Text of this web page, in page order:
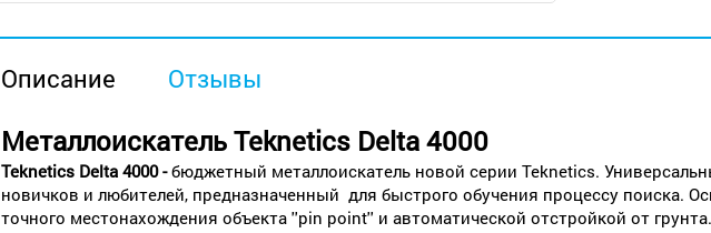
Описание Отзывы
Металлоискатель Teknetics Delta 4000
Teknetics Delta 4000 -бюджетный металлоискатель новой серии Teknetics.
новичков и любителей, предназначенный для быстрого обучения процессу поиска.
точного местонахождения объекта ''pin point'' и автоматической отстройкой от грунта.